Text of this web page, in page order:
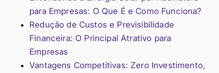
para Empresas: O Que É e Como Funciona?
Redução de Custos e Previsibilidade
Financeira: O Principal Atrativo para
Empresas
Vantagens Competitivas: Zero Investimento,